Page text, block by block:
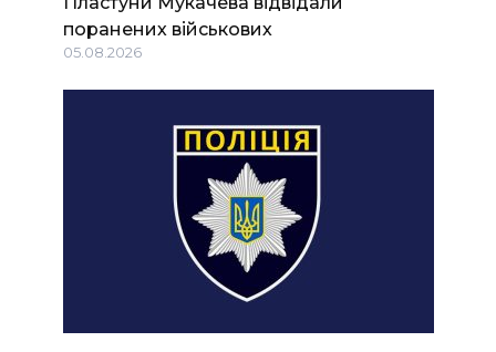
поранених військових
05.08.2026